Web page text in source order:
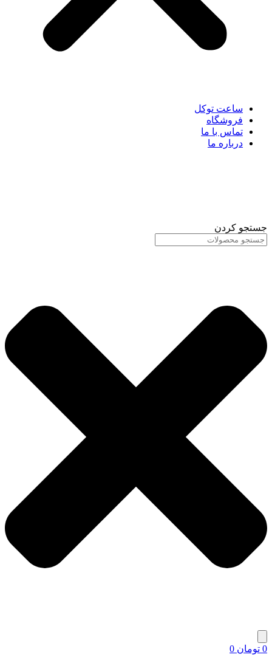
ساعت توکل
فروشگاه
تماس با ما
درباره ما
جستجو کردن
0 تومان 0